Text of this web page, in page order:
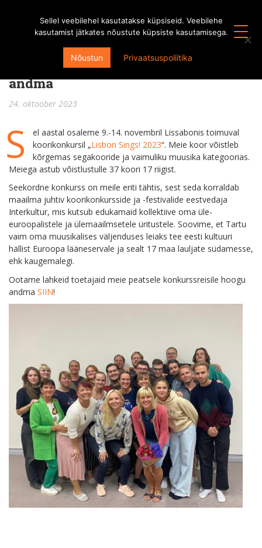
Ootame lahkeid toetajaid meie
konkurssreisile Portugali hoogu
andma
24. oktoober 2023
S
el aastal osaleme 9.-14. novembril Lissabonis toimuval
koorikonkursil „Lisbon Sings! 2023“. Meie koor võistleb
kõrgemas segakooride ja vaimuliku muusika kategoorias.
Meiega astub võistlustulle 37 koori 17 riigist.
Seekordne konkurss on meile eriti tähtis, sest seda korraldab
maailma juhtiv koorikonkursside ja -festivalide eestvedaja
Interkultur, mis kutsub edukamaid kollektiive oma üle-
euroopalistele ja ülemaailmsetele üritustele. Soovime, et Tartu
vaim oma muusikalises väljenduses leiaks tee eesti kultuuri
hällist Euroopa lääneservale ja sealt 17 maa lauljate südamesse,
ehk kaugemalegi.
Ootame lahkeid toetajaid meie peatsele konkurssreisile hoogu
andma SIIN!
Sellel veebilehel kasutatakse küpsiseid. Veebilehe
kasutamist jätkates nõustute küpsiste kasutamisega.
Nõustun Privaatsuspoliitika